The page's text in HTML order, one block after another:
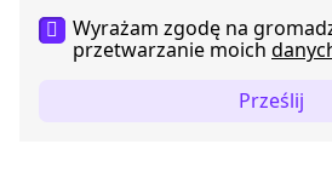
Wyrażam zgodę na
przetwarzanie moich
Prześlij